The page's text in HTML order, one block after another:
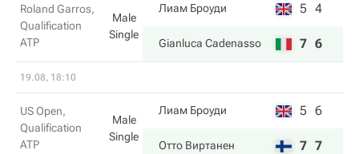
Roland Garros,
Qualification
ATP
Male
Single
Лиам Броуди 5 4
Gianluca Cadenasso 7 6
19.08, 18:10
US Open,
Qualification
ATP
Male
Single
Лиам Броуди 5 6
Отто Виртанен 7 7